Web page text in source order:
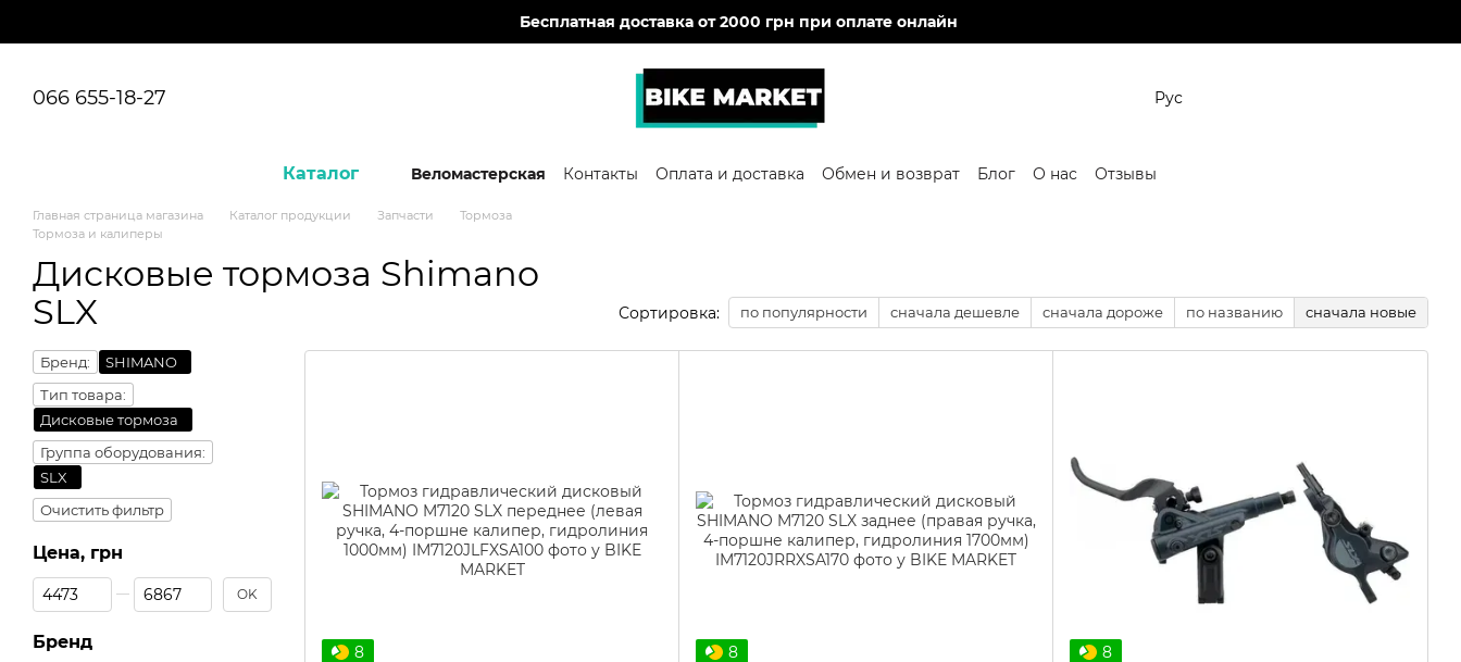
Бесплатная доставка от 2000 грн при оплате онлайн
066 655-18-27 Рус
Каталог Веломастерская Контакты Оплата и доставка Обмен и возврат Блог О нас Отзывы
Главная страница магазина Каталог продукции Запчасти
Тормоза
Тормоза и калиперы
Дисковые тормоза Shimano
SLX
Сортировка: по популярности сначала дешевле сначала дороже по названию сначала новые
8
8
8
Бренд:
SHIMANO
Тип товара:
Дисковые тормоза
Группа оборудования:
SLX
Очистить фильтр
Цена, грн
От Цена, грн
До Цена, грн OK
Бренд